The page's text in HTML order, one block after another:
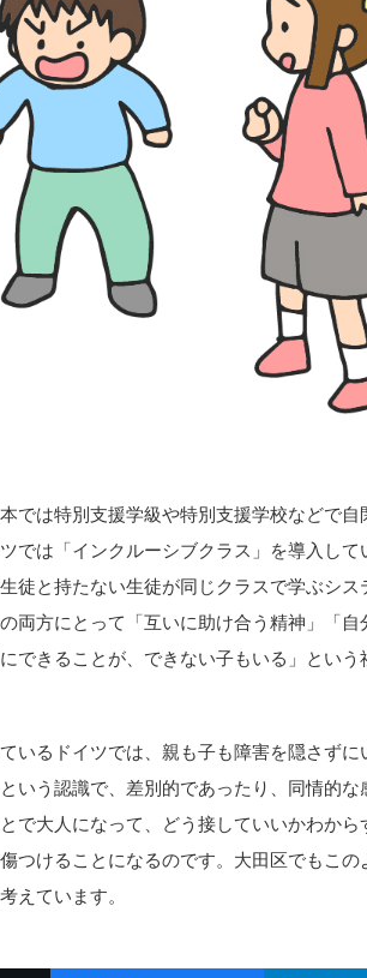
では特別支援学級や特別支援学校などで
では「インクルーシブクラス」を導入し
徒と持たない生徒が同じクラスで学ぶシ
両方にとって「互いに助け合う精神」「
できることが、できない子もいる」とい
いるドイツでは、親も子も障害を隠さず
いう認識で、差別的であったり、同情的
で大人になって、どう接していいかわか
つけることになるのです。大田区でもこ
えています。